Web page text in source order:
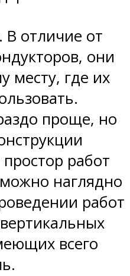
В отличие от
они
месту, где их
проще, но
работ
наглядно
работ
всего